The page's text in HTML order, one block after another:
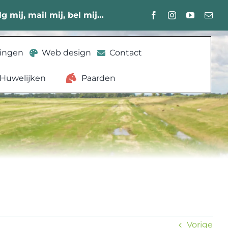
mij, mail mij, bel mij…
Web design Contact
Huwelijken Paarden
Vorige